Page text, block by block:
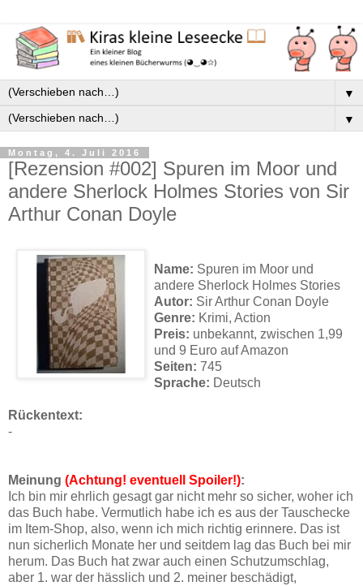
▼
▼
Montag, 4. Juli 2016
[Rezension #002] Spuren im Moor und
andere Sherlock Holmes Stories von Sir
Arthur Conan Doyle
Name: Spuren im Moor und
andere Sherlock Holmes Stories
Autor: Sir Arthur Conan Doyle
Genre: Krimi, Action
Preis: unbekannt, zwischen 1,99
und 9 Euro auf Amazon
Seiten: 745
Sprache: Deutsch
Rückentext:
-
Meinung (Achtung! eventuell Spoiler!):
Ich bin mir ehrlich gesagt gar nicht mehr so sicher, woher ich
das Buch habe. Vermutlich habe ich es aus der Tauschecke
im Item-Shop, also, wenn ich mich richtig erinnere. Das ist
nun sicherlich Monate her und seitdem lag das Buch bei mir
herum. Das Buch hat zwar auch einen Schutzumschlag,
aber 1. war der hässlich und 2. meiner beschädigt,